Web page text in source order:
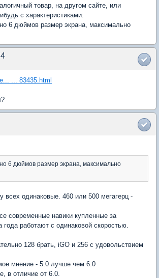
товар, на другом сайте, или
с характеристиками:
6 дюймов размер экрана, максимально
... 83435.html
6 дюймов размер экрана, максимально
всех одинаковые. 460 или 500 мегагерц -
современные навики купленные за
года работают с одинаковой скоростью.
128 брать, iGO и 256 с удовольствием
мнение - 5.0 лучше чем 6.0
в отличие от 6.0.